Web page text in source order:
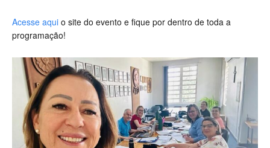
Acesse aqui o site do evento e fique por dentro de toda a
programação!